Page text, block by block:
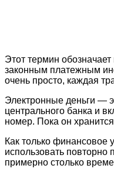
Этот термин
законным платежным
очень просто, каждая
Электронные деньги —
центрального банка и
номер. Пока он
Как только финансовое
использовать повторно
примерно столько